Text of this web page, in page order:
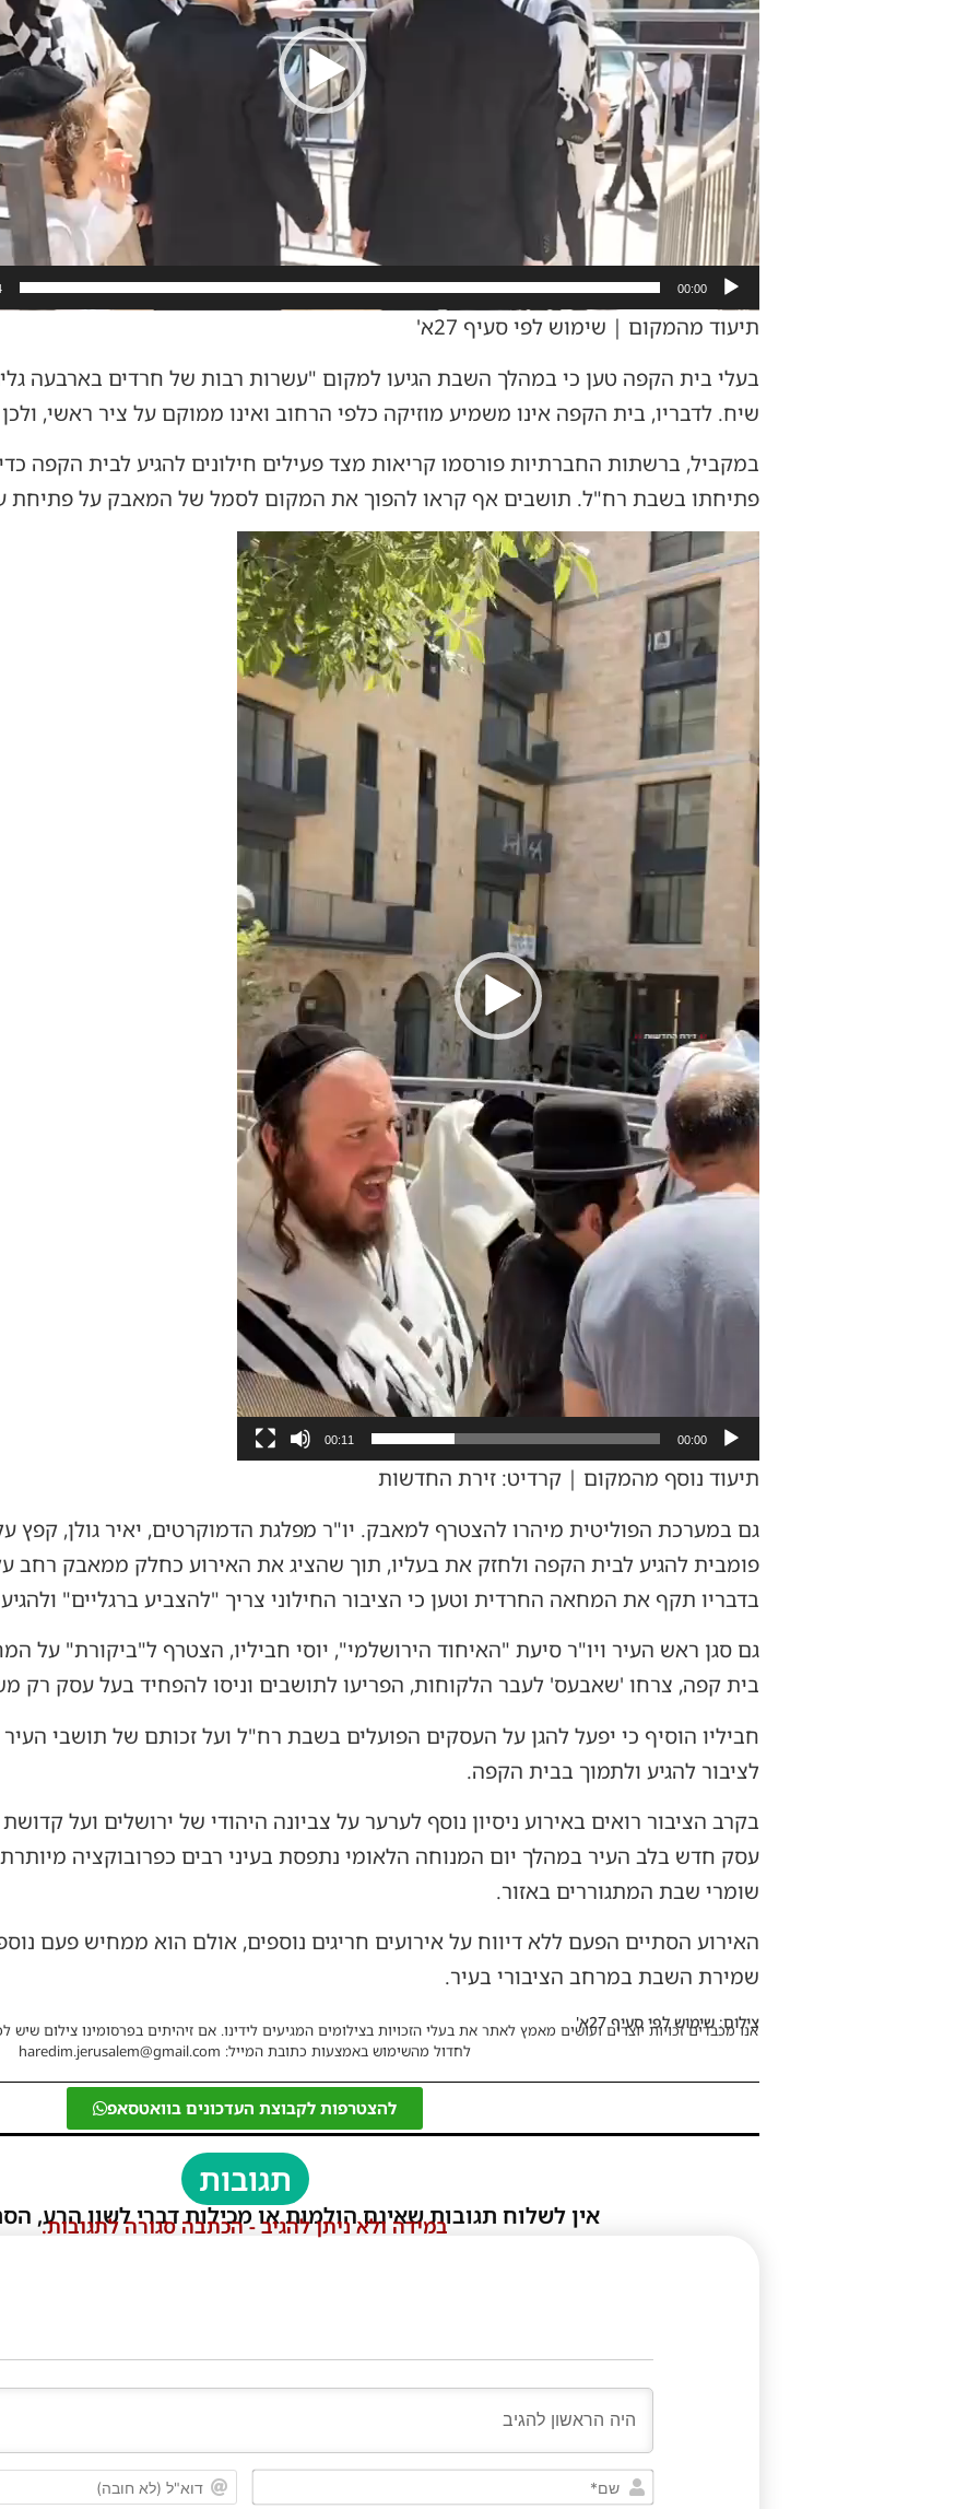
00:00
תיעוד מהמקום | שימוש לפי סעיף 27א'
בעלי בית הקפה טען כי במהלך השבת הגיעו למקום "עשרות רבות של חרדים בארבעה
שיח. לדבריו, בית הקפה אינו משמיע מוזיקה כלפי הרחוב ואינו ממוקם על ציר ראשי,
במקביל, ברשתות החברתיות פורסמו קריאות מצד פעילים חילונים להגיע לבית הקפה
פתיחתו בשבת רח"ל. תושבים אף קראו להפוך את המקום לסמל של המאבק על פתיחת
נגן
וידאו
00:00
00:11
תיעוד נוסף מהמקום | קרדיט: זירת החדשות
גם במערכת הפוליטית מיהרו להצטרף למאבק. יו"ר מפלגת הדמוקרטים, יאיר גולן, קפץ
פומבית להגיע לבית הקפה ולחזק את בעליו, תוך שהציג את האירוע כחלק ממאבק רחב
בדבריו תקף את המחאה החרדית וטען כי הציבור החילוני צריך "להצביע ברגליים"
גם סגן ראש העיר ויו"ר סיעת "האיחוד הירושלמי", יוסי חביליו, הצטרף ל"ביקורת" על
בית קפה, צרחו 'שאבעס' לעבר הלקוחות, הפריעו לתושבים וניסו להפחיד בעל עסק רק
חביליו הוסיף כי יפעל להגן על העסקים הפועלים בשבת רח"ל ועל זכותם של תושבי
לציבור להגיע ולתמוך בבית הקפה.
בקרב הציבור רואים באירוע ניסיון נוסף לערער על צביונה היהודי של ירושלים ועל
עסק חדש בלב העיר במהלך יום המנוחה הלאומי נתפסת בעיני רבים כפרובוקציה
שומרי שבת המתגוררים באזור.
האירוע הסתיים הפעם ללא דיווח על אירועים חריגים נוספים, אולם הוא ממחיש פעם
שמירת השבת במרחב הציבורי בעיר.
צילום: שימוש לפי סעיף 27א'
אנו מכבדים זכויות יוצרים ועושים מאמץ לאתר את בעלי הזכויות בצילומים המגיעים לידינו. אם זיהיתים בפרסומינו צילום
לחדול מהשימוש באמצעות כתובת המייל: haredim.jerusalem@gmail.com
להצטרפות לקבוצת העדכונים בוואטסאפ
תגובות
אין לשלוח תגובות שאינם הולמות או מכילות דברי לשון הרע,
במידה ולא ניתן להגיב - הכתבה סגורה לתגובות.
שם*